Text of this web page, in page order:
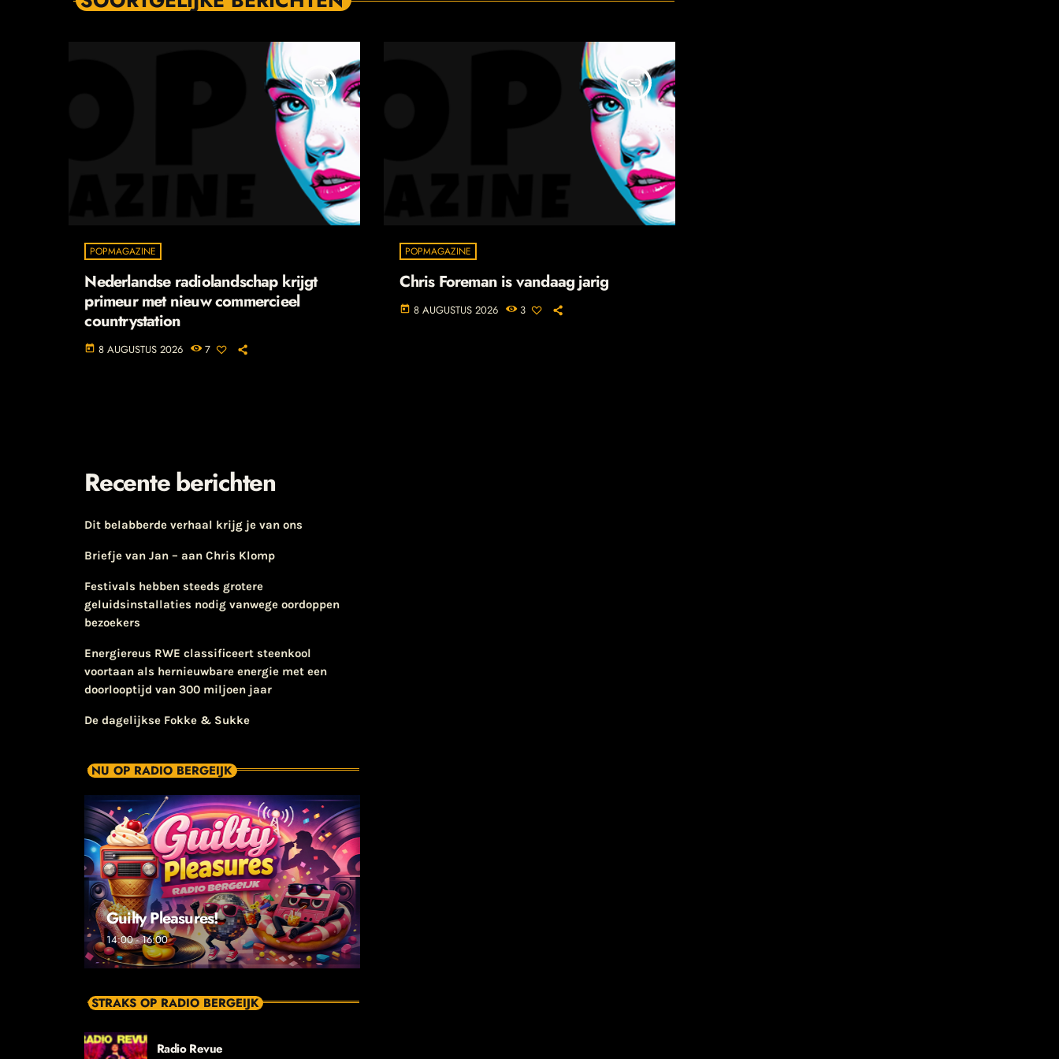
insert_link
POPMAGAZINE
Nederlandse radiolandschap krijgt
primeur met nieuw commercieel
countrystation
today 8 AUGUSTUS 2026 7
insert_link
POPMAGAZINE
Chris Foreman is vandaag jarig
today 8 AUGUSTUS 2026 3
Recente berichten
Dit belabberde verhaal krijg je van ons
Briefje van Jan – aan Chris Klomp
Festivals hebben steeds grotere
geluidsinstallaties nodig vanwege oordoppen
bezoekers
Energiereus RWE classificeert steenkool
voortaan als hernieuwbare energie met een
doorlooptijd van 300 miljoen jaar
De dagelijkse Fokke & Sukke
NU OP RADIO BERGEIJK
Guilty Pleasures!
14:00 - 16:00
STRAKS OP RADIO BERGEIJK
Radio Revue